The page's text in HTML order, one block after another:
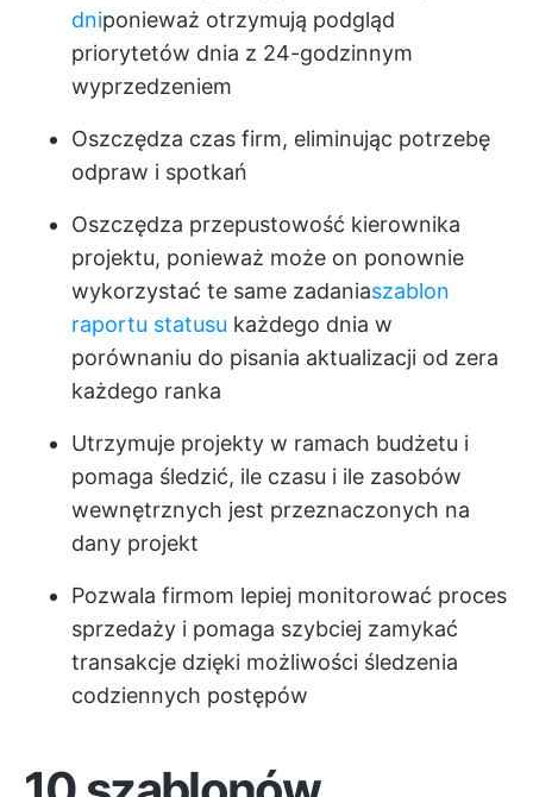
dniponieważ otrzymują podgląd
priorytetów dnia z 24-godzinnym
wyprzedzeniem
Oszczędza czas firm, eliminując potrzebę
odpraw i spotkań
Oszczędza przepustowość kierownika
projektu, ponieważ może on ponownie
wykorzystać te same zadaniaszablon
raportu statusu każdego dnia w
porównaniu do pisania aktualizacji od zera
każdego ranka
Utrzymuje projekty w ramach budżetu i
pomaga śledzić, ile czasu i ile zasobów
wewnętrznych jest przeznaczonych na
dany projekt
Pozwala firmom lepiej monitorować proces
sprzedaży i pomaga szybciej zamykać
transakcje dzięki możliwości śledzenia
codziennych postępów